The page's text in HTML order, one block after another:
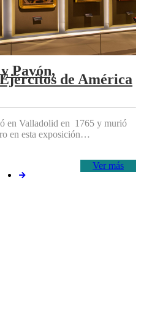
Pavón,
de América
en Valladolid en 1765 y murió
en esta exposición…
Ver más